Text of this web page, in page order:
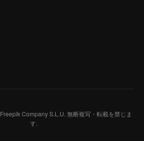
Freepik Company S.L.U. 無断複写・転載を禁じま
す.